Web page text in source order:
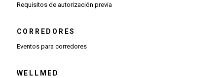
Requisitos de autorización previa(Se abre una ventana nueva)
CORREDORES
Eventos para corredores
WELLMED